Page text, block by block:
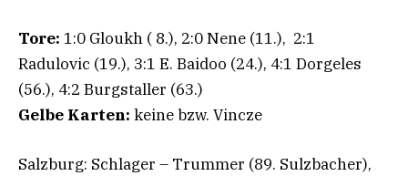
Tore: 1:0 Gloukh ( 8.), 2:0 Nene (11.), 2:1
Radulovic (19.), 3:1 E. Baidoo (24.), 4:1 Dorgeles
(56.), 4:2 Burgstaller (63.)
Gelbe Karten: keine bzw. Vincze
Salzburg: Schlager – Trummer (89. Sulzbacher),